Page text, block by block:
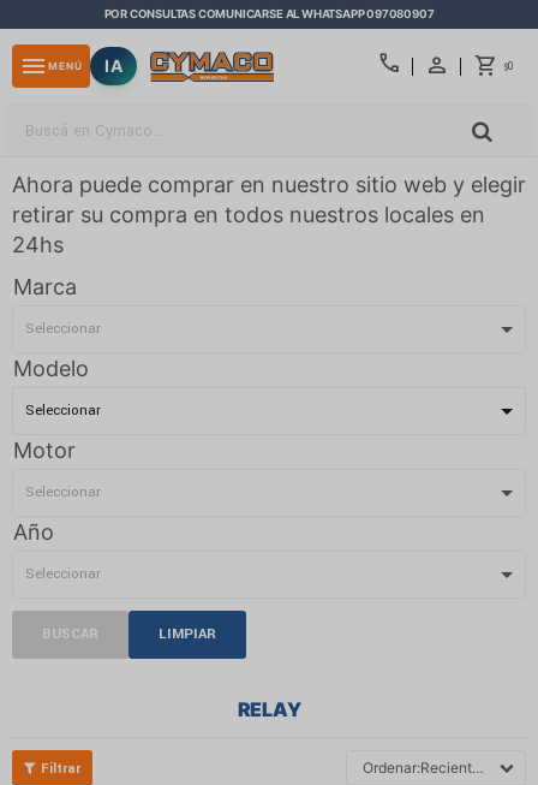
POR CONSULTAS COMUNICARSE AL WHATSAPP 097080907
call $0
menu MENÚ IA
Ahora puede comprar en nuestro sitio web y elegir
retirar su compra en todos nuestros locales en
24hs
Marca
Modelo
Motor
Año
BUSCAR LIMPIAR
RELAY
Recientes
close